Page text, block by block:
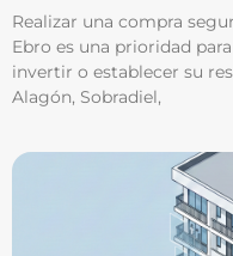
Realizar una compra
Ebro es una prioridad
invertir o establecer su
Alagón, Sobradiel,